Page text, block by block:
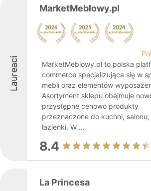
Laureaci
MarketMeblowy.pl
MarketMeblowy.pl to polska
commerce specjalizująca się w
mebli oraz elementów
Asortyment sklepu obejmuje
przystępne cenowo produkty
przeznaczone do kuchni,
łazienki. W ...
8.4
La Princesa